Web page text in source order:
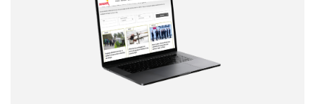
Correo electrónico
Tipo de comentario